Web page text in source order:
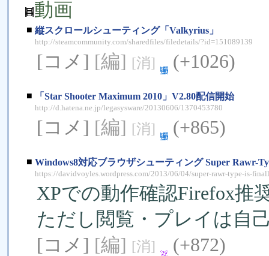
動画
■ 縦スクロールシューティング「Valkyrius」
http://steamcommunity.com/sharedfiles/filedetails/?id=151089139
[コメ] [編] [消] (+1026)
■ 「Star Shooter Maximum 2010」V2.80配信開始
http://d.hatena.ne.jp/legasysware/20130606/1370453780
[コメ] [編] [消] (+865)
■ Windows8対応ブラウザシューティング Super Rawr-
https://davidvoyles.wordpress.com/2013/06/04/super-rawr-type-is-
XPでの動作確認Firefox推
ただし閲覧・プレイは自
[コメ] [編] [消] (+872)